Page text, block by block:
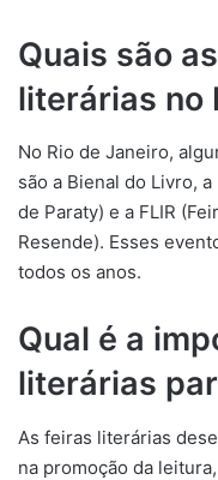
Quais são
literárias no
No Rio de Janeiro,
são a Bienal do Livro,
de Paraty) e a FLIR
Resende). Esses
todos os anos.
Qual é a
literárias
As feiras literárias
na promoção da